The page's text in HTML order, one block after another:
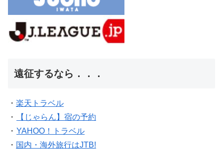
遠征するなら．．．
・ 楽天トラベル
・
【じゃらん】宿の予約
・ YAHOO！トラベル
・ 国内・海外旅行はJTB!